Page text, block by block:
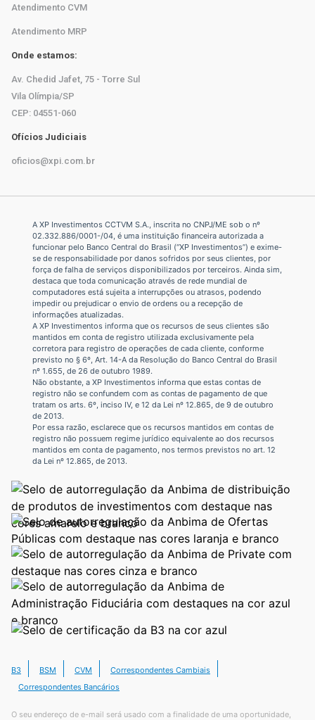
Atendimento CVM
Atendimento MRP
Onde estamos:
Av. Chedid Jafet, 75 - Torre Sul
Vila Olímpia/SP
CEP: 04551-060
Ofícios Judiciais
oficios@xpi.com.br
A XP Investimentos CCTVM S.A., inscrita no CNPJ/ME sob o nº
02.332.886/0001-/­04, é uma instituição financeira autorizada a
funcionar pelo Banco Central do Brasil (“XP Investimentos”) e exime-
se de responsabilidade por danos sofridos por seus clientes, por
força de falha de serviços disponibilizados por terceiros. Ainda sim,
destaca que toda comunicação através de rede mundial de
computadores está sujeita a interrupções ou atrasos, podendo
impedir ou prejudicar o envio de ordens ou a recepção de
informações atualizadas.
A XP Investimentos informa que os recursos de seus clientes são
mantidos em conta de registro utilizada exclusivamente pela
corretora para registro de operações de cada cliente, conforme
previsto no § 6º, Art. 14-A da Resolução do Banco Central do Brasil
nº 1.655, de 26 de outubro 1989.
Não obstante, a XP Investimentos informa que estas contas de
registro não se confundem com as contas de pagamento de que
tratam os arts. 6º, inciso IV, e 12 da Lei nº 12.865, de 9 de outubro
de 2013.
Por essa razão, esclarece que os recursos mantidos em contas de
registro não possuem regime jurídico equivalente ao dos recursos
mantidos em conta de pagamento, nos termos previstos no art. 12
da Lei nº 12.865, de 2013.
B3 BSM CVM
Correspondentes Cambiais
Correspondentes Bancários
O seu endereço de e-mail será usado com a finalidade de uma oportunidade,